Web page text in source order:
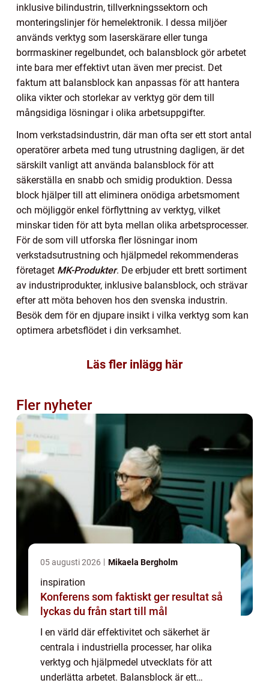
inklusive bilindustrin, tillverkningssektorn och
monteringslinjer för hemelektronik. I dessa miljöer
används verktyg som laserskärare eller tunga
borrmaskiner regelbundet, och balansblock gör arbetet
inte bara mer effektivt utan även mer precist. Det
faktum att balansblock kan anpassas för att hantera
olika vikter och storlekar av verktyg gör dem till
mångsidiga lösningar i olika arbetsuppgifter.
Inom verkstadsindustrin, där man ofta ser ett stort antal
operatörer arbeta med tung utrustning dagligen, är det
särskilt vanligt att använda balansblock för att
säkerställa en snabb och smidig produktion. Dessa
block hjälper till att eliminera onödiga arbetsmoment
och möjliggör enkel förflyttning av verktyg, vilket
minskar tiden för att byta mellan olika arbetsprocesser.
För de som vill utforska fler lösningar inom
verkstadsutrustning och hjälpmedel rekommenderas
företaget MK-Produkter. De erbjuder ett brett sortiment
av industriprodukter, inklusive balansblock, och strävar
efter att möta behoven hos den svenska industrin.
Besök dem för en djupare insikt i vilka verktyg som kan
optimera arbetsflödet i din verksamhet.
Läs fler inlägg här
Fler nyheter
05 augusti 2026 Mikaela Bergholm
inspiration
Konferens som faktiskt ger resultat så
lyckas du från start till mål
I en värld där effektivitet och säkerhet är
centrala i industriella processer, har olika
verktyg och hjälpmedel utvecklats för att
underlätta arbetet. Balansblock är ett